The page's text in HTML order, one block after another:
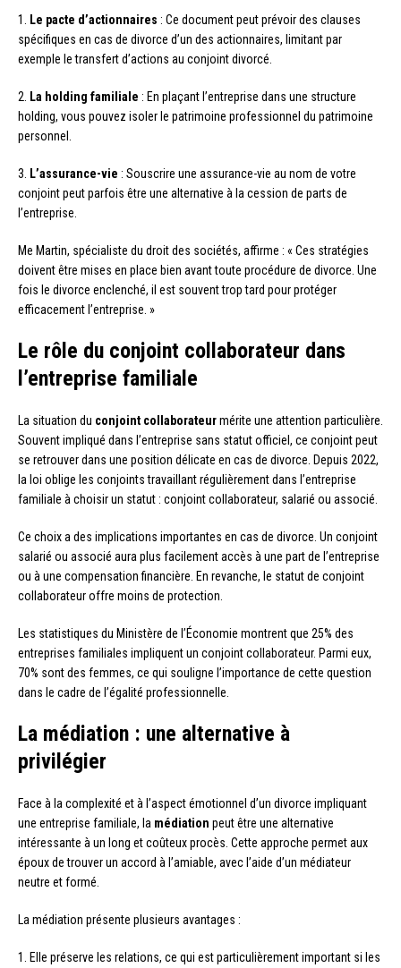
1. Le pacte d’actionnaires : Ce document peut prévoir des clauses
spécifiques en cas de divorce d’un des actionnaires, limitant par
exemple le transfert d’actions au conjoint divorcé.
2. La holding familiale : En plaçant l’entreprise dans une structure
holding, vous pouvez isoler le patrimoine professionnel du patrimoine
personnel.
3. L’assurance-vie : Souscrire une assurance-vie au nom de votre
conjoint peut parfois être une alternative à la cession de parts de
l’entreprise.
Me Martin, spécialiste du droit des sociétés, affirme : « Ces stratégies
doivent être mises en place bien avant toute procédure de divorce. Une
fois le divorce enclenché, il est souvent trop tard pour protéger
efficacement l’entreprise. »
Le rôle du conjoint collaborateur dans
l’entreprise familiale
La situation du conjoint collaborateurmérite une attention particulière.
Souvent impliqué dans l’entreprise sans statut officiel, ce conjoint peut
se retrouver dans une position délicate en cas de divorce. Depuis 2022,
la loi oblige les conjoints travaillant régulièrement dans l’entreprise
familiale à choisir un statut : conjoint collaborateur, salarié ou associé.
Ce choix a des implications importantes en cas de divorce. Un conjoint
salarié ou associé aura plus facilement accès à une part de l’entreprise
ou à une compensation financière. En revanche, le statut de conjoint
collaborateur offre moins de protection.
Les statistiques du Ministère de l’Économie montrent que 25% des
entreprises familiales impliquent un conjoint collaborateur. Parmi eux,
70% sont des femmes, ce qui souligne l’importance de cette question
dans le cadre de l’égalité professionnelle.
La médiation : une alternative à
privilégier
Face à la complexité et à l’aspect émotionnel d’un divorce impliquant
une entreprise familiale, la médiation peut être une alternative
intéressante à un long et coûteux procès. Cette approche permet aux
époux de trouver un accord à l’amiable, avec l’aide d’un médiateur
neutre et formé.
La médiation présente plusieurs avantages :
1. Elle préserve les relations, ce qui est particulièrement important si les